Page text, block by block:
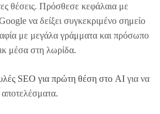
θέσεις. Πρόσθεσε κεφάλαια με
να δείξει συγκεκριμένο σημείο
με μεγάλα γράμματα και πρόσωπο
μέσα στη λωρίδα.
SEO για πρώτη θέση στο AI για να
αποτελέσματα.